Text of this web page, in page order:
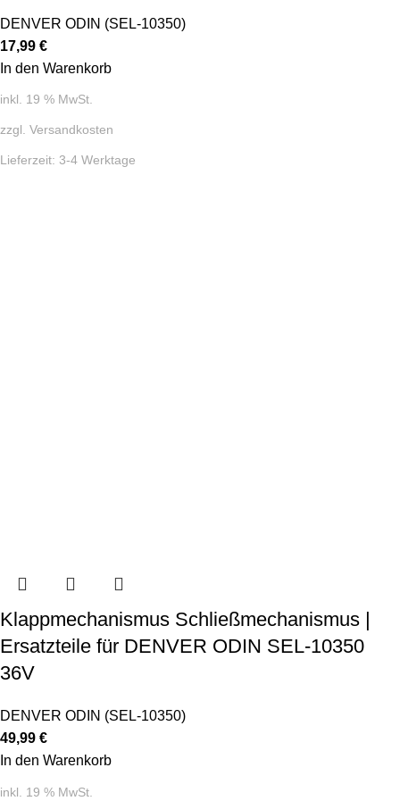
DENVER ODIN (SEL-10350)
17,99 €
In den Warenkorb
inkl. 19 % MwSt.
zzgl. Versandkosten
Lieferzeit: 3-4 Werktage
Klappmechanismus Schließmechanismus |
Ersatzteile für DENVER ODIN SEL-10350
36V
DENVER ODIN (SEL-10350)
49,99 €
In den Warenkorb
inkl. 19 % MwSt.